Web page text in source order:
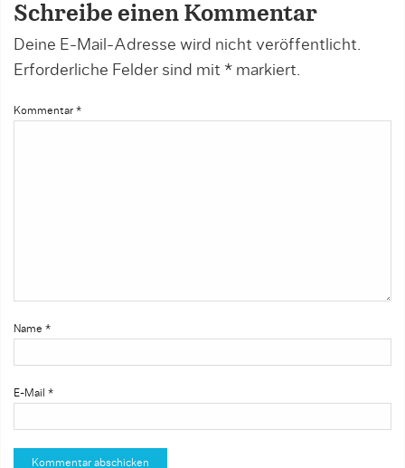
Schreibe einen Kommentar
Deine E-Mail-Adresse wird nicht veröffentlicht.
Erforderliche Felder sind mit * markiert.
Kommentar *
Name *
E-Mail *